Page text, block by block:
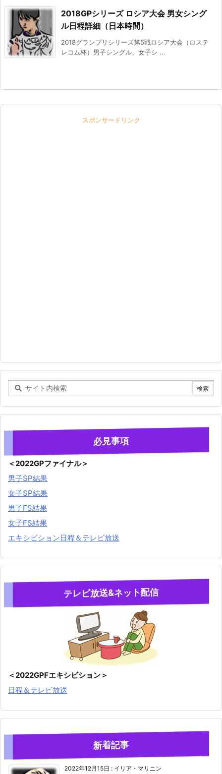
2018GPシリーズ ロシア大会 男女シング
ル日程詳細（日本時間）
2018グランプリシリーズ第5戦ロシア大会（ロステ
レコム杯）男子シングル、女子シ ...
スポンサードリンク
必見事項
＜2022GPファイナル＞
男子SP結果
女子SP結果
男子FS結果
女子FS結果
エキシビション日程＆テレビ放送
テレビ放送&ネット配信
＜2022GPFエキシビション＞
日程＆テレビ放送
新着記事
2022年12月15日 : イリア・マリニン